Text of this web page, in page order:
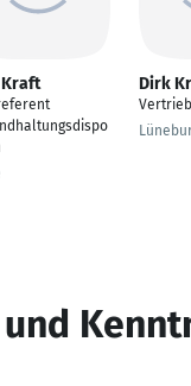
Dirk